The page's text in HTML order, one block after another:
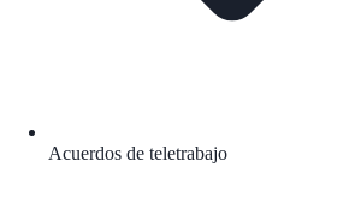
Acuerdos de teletrabajo